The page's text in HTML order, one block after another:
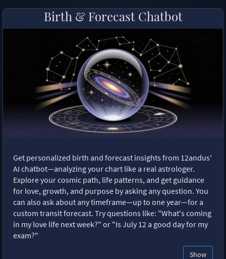
Birth & Forecast Chatbot
Get personalized birth and forecast insights from 12andus'
AI chatbot—analyzing your chart like a real astrologer.
Explore your cosmic path, life patterns, and get guidance
for love, growth, and purpose by asking any question. You
can also ask about any timeframe—up to one year—for a
custom transit forecast. Try questions like: "What's coming
in my love life next week?" or "Is July 12 a good day for my
exam?"
Show